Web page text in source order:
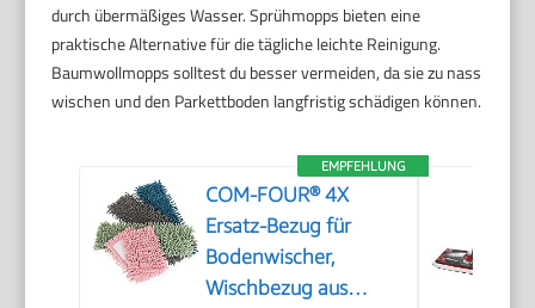
durch übermäßiges Wasser. Sprühmopps bieten eine
praktische Alternative für die tägliche leichte Reinigung.
Baumwollmopps solltest du besser vermeiden, da sie zu nass
wischen und den Parkettboden langfristig schädigen können.
EMPFEHLUNG
COM-FOUR® 4X
Ersatz-Bezug für
Bodenwischer,
Wischbezug aus